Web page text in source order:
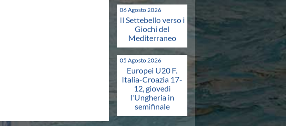
06 Agosto 2026
Il Settebello verso i
Giochi del
Mediterraneo
05 Agosto 2026
Europei U20 F.
Italia-Croazia 17-
12, giovedì
l'Ungheria in
semifinale